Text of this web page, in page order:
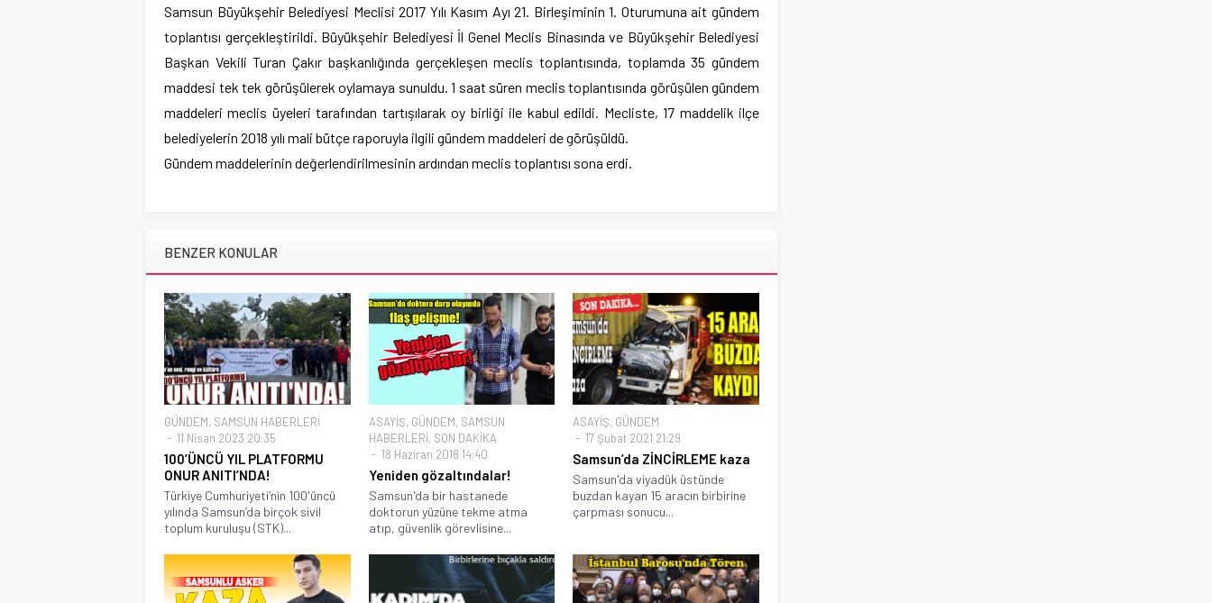
Samsun Büyükşehir Belediyesi Meclisi 2017 Yılı Kasım Ayı 21. Birleşiminin 1. Oturumuna ait gündem
toplantısı gerçekleştirildi. Büyükşehir Belediyesi İl Genel Meclis Binasında ve Büyükşehir Belediyesi
Başkan Vekili Turan Çakır başkanlığında gerçekleşen meclis toplantısında, toplamda 35 gündem
maddesi tek tek görüşülerek oylamaya sunuldu. 1 saat süren meclis toplantısında görüşülen gündem
maddeleri meclis üyeleri tarafından tartışılarak oy birliği ile kabul edildi. Mecliste, 17 maddelik ilçe
belediyelerin 2018 yılı mali bütçe raporuyla ilgili gündem maddeleri de görüşüldü.
Gündem maddelerinin değerlendirilmesinin ardından meclis toplantısı sona erdi.
BENZER KONULAR
GÜNDEM, SAMSUN HABERLERİ
11 Nisan 2023 20:35
100’ÜNCÜ YIL PLATFORMU
ONUR ANITI’NDA!
Türkiye Cumhuriyeti’nin 100'üncü
yılında Samsun’da birçok sivil
toplum kuruluşu (STK)...
ASAYİŞ, GÜNDEM, SAMSUN
HABERLERİ, SON DAKİKA
18 Haziran 2018 14:40
Yeniden gözaltındalar!
Samsun'da bir hastanede
doktorun yüzüne tekme atma
atıp, güvenlik görevlisine...
ASAYİŞ, GÜNDEM
17 Şubat 2021 21:29
Samsun’da ZİNCİRLEME kaza
Samsun'da viyadük üstünde
buzdan kayan 15 aracın birbirine
çarpması sonucu...